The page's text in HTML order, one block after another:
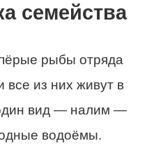
семейства
рыбы отряда
все из них живут в
вид — налим —
водоёмы.